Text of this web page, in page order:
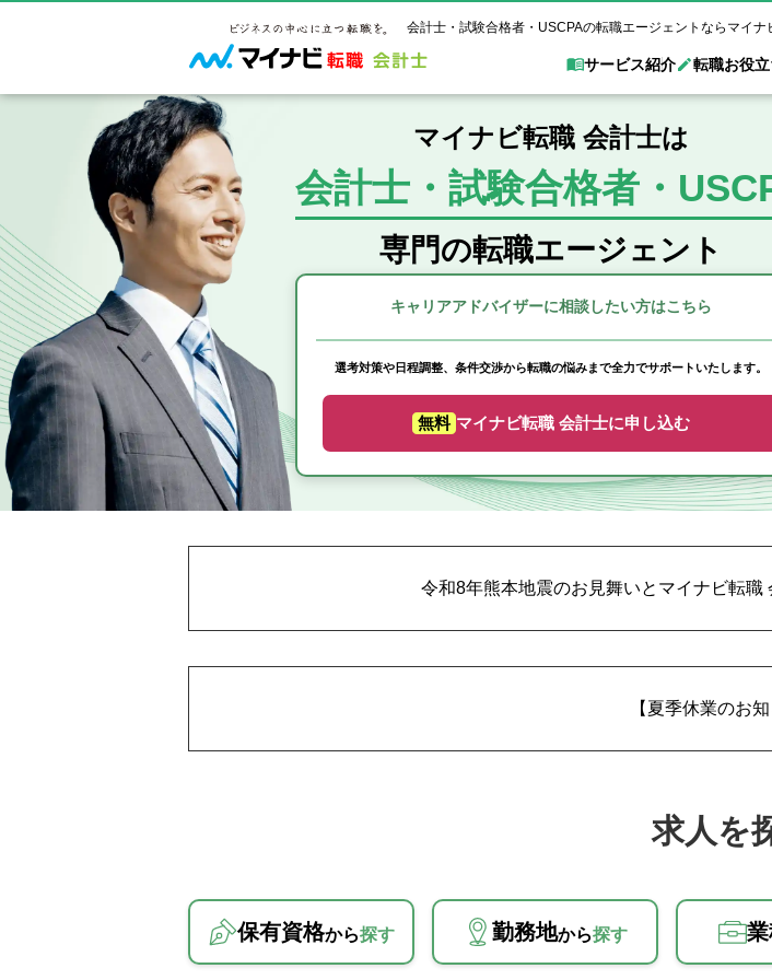
会計士・試験合格者・USCPAの転職エージェントならマイナ
サービス紹介
サービス紹介
マイナビ転職 会計士とは？
ご利用ガイド
よくあるご質問
ご利用の流れ
Web面談サービス
個別転職相談会・セ
キャリアアドバイザ
転職成功事例
転職お役
転職お役立ち情報
ご状況別転職ガイド
年齢別転職ポイント
はじめての転職の方へ
2回目以降の転職の方へ
USCPAの転職
未経験分野への転職
業界情報
会計士試験情報
受験資格・申し込み手順
試験科目一覧
試験合格後の流れ
業界ト
会計士が
監査法人
保有資格別求人情報
公認会計士
公認会計士試験合格
USCPA（米国公認会計士）
業界別求人
ム
マイナビ転職 会計士は
会計士・試験合格者・
専門の転職エージェント
キャリアアドバイザーに相談したい方はこちら
選考対策や日程調整、条件交渉から転職の悩みまで全力でサポートいたします。
無料 マイナビ転職 会計士に申し込む
令和8年熊本地震のお見舞いとマイナビ転職
【夏季休業のお知
求人を
保有資格から探す 勤務地から探す